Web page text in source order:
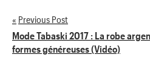
Navigation
de
Previous Post
Mode Tabaski 2017 : La robe
formes généreuses (Vidéo)